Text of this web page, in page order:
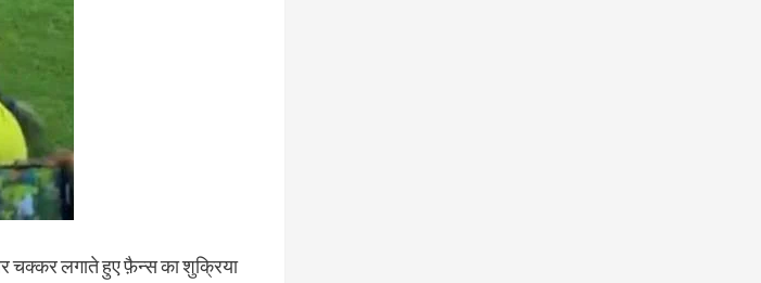
चक्कर लगाते हुए फ़ैन्स का शुक्रिया